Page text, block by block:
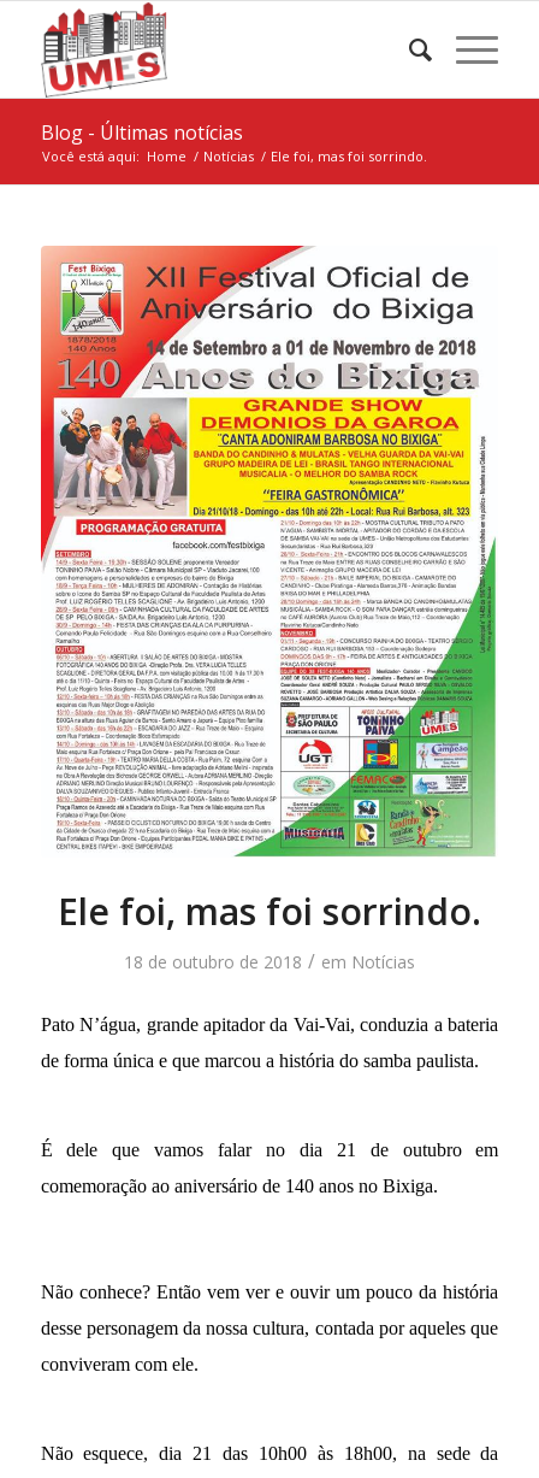
Blog - Últimas notícias
Você está aqui: Home / Notícias / Ele foi, mas foi sorrindo.
Ele foi, mas foi sorrindo.
18 de outubro de 2018 / em Notícias
Pato N’água, grande apitador da Vai-Vai, conduzia a bateria
de forma única e que marcou a história do samba paulista.
É dele que vamos falar no dia 21 de outubro em
comemoração ao aniversário de 140 anos no Bixiga.
Não conhece? Então vem ver e ouvir um pouco da história
desse personagem da nossa cultura, contada por aqueles que
conviveram com ele.
Não esquece, dia 21 das 10h00 às 18h00, na sede da